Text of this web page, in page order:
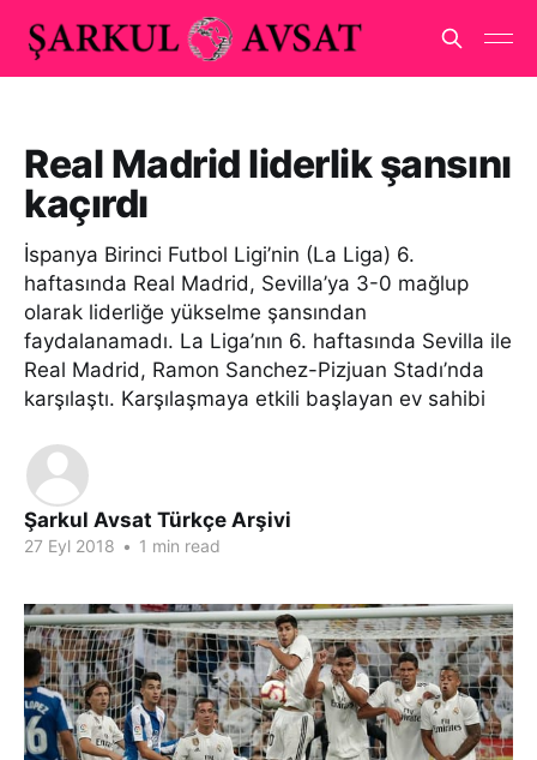
Real Madrid liderlik şansını
kaçırdı
İspanya Birinci Futbol Ligi’nin (La Liga) 6.
haftasında Real Madrid, Sevilla’ya 3-0 mağlup
olarak liderliğe yükselme şansından
faydalanamadı. La Liga’nın 6. haftasında Sevilla ile
Real Madrid, Ramon Sanchez-Pizjuan Stadı’nda
karşılaştı. Karşılaşmaya etkili başlayan ev sahibi
Şarkul Avsat Türkçe Arşivi
27 Eyl 2018 • 1 min read